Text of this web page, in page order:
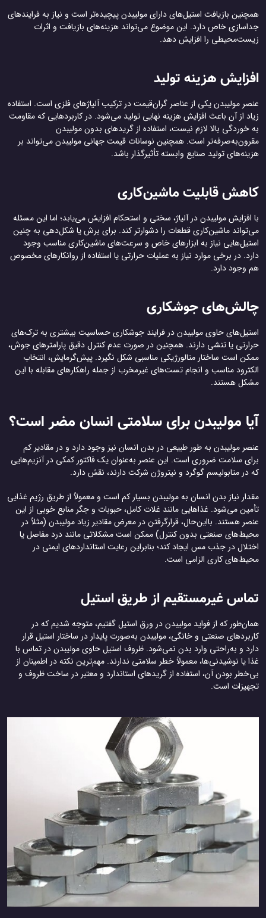
همچنین بازیافت استیل‌های دارای مولیبدن پیچیده‌تر است و نیاز به فرایندهای
جداسازی خاص دارد. این موضوع می‌تواند هزینه‌های بازیافت و اثرات
زیست‌محیطی را افزایش دهد.
افزایش هزینه تولید
عنصر مولیبدن یکی از عناصر گران‌قیمت در ترکیب آلیاژهای فلزی است. استفاده
زیاد از آن باعث افزایش هزینه نهایی تولید می‌شود. در کاربردهایی که مقاومت
به خوردگی بالا لازم نیست، استفاده از گریدهای بدون مولیبدن
مقرون‌به‌صرفه‌تر است. همچنین نوسانات قیمت جهانی مولیبدن می‌تواند بر
هزینه‌های تولید صنایع وابسته تأثیرگذار باشد.
کاهش قابلیت ماشین‌کاری
با افزایش مولیبدن در آلیاژ، سختی و استحکام افزایش می‌یابد؛ اما این مسئله
می‌تواند ماشین‌کاری قطعات را دشوارتر کند. برای برش یا شکل‌دهی به چنین
استیل‌هایی نیاز به ابزارهای خاص و سرعت‌های ماشین‌کاری مناسب وجود
دارد. در برخی موارد نیاز به عملیات حرارتی یا استفاده از روانکارهای مخصوص
هم وجود دارد.
چالش‌های جوشکاری
استیل‌های حاوی مولیبدن در فرایند جوشکاری حساسیت بیشتری به ترک‌های
حرارتی یا تنشی دارند. همچنین در صورت عدم کنترل دقیق پارامترهای جوش،
ممکن است ساختار متالورژیکی مناسبی شکل نگیرد. پیش‌گرمایش، انتخاب
الکترود مناسب و انجام تست‌های غیرمخرب از جمله راهکارهای مقابله با این
مشکل هستند.
آیا مولیبدن برای سلامتی انسان مضر است؟
عنصر مولیبدن به طور طبیعی در بدن انسان نیز وجود دارد و در مقادیر کم
برای سلامت ضروری است. این عنصر به‌عنوان یک فاکتور کمکی در آنزیم‌هایی
که در متابولیسم گوگرد و نیتروژن شرکت دارند، نقش دارد.
مقدار نیاز بدن انسان به مولیبدن بسیار کم است و معمولاً از طریق رژیم غذایی
تأمین می‌شود. غذاهایی مانند غلات کامل، حبوبات و جگر منابع خوبی از این
عنصر هستند. بااین‌حال، قرارگرفتن در معرض مقادیر زیاد مولیبدن (مثلاً در
محیط‌های صنعتی بدون کنترل) ممکن است مشکلاتی مانند درد مفاصل یا
اختلال در جذب مس ایجاد کند؛ بنابراین رعایت استانداردهای ایمنی در
محیط‌های کاری الزامی است.
تماس غیرمستقیم از طریق استیل
همان‌طور که از فواید مولیبدن در ورق استیل گفتیم، متوجه شدیم که در
کاربردهای صنعتی و خانگی، مولیبدن به‌صورت پایدار در ساختار استیل قرار
دارد و به‌راحتی وارد بدن نمی‌شود. ظروف استیل حاوی مولیبدن در تماس با
غذا یا نوشیدنی‌ها، معمولاً خطر سلامتی ندارند. مهم‌ترین نکته در اطمینان از
بی‌خطر بودن آن، استفاده از گریدهای استاندارد و معتبر در ساخت ظروف و
تجهیزات است.